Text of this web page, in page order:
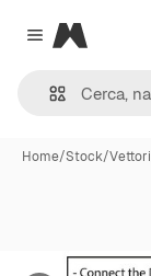
Close menu
Magnific
Home/Stock/Vettori